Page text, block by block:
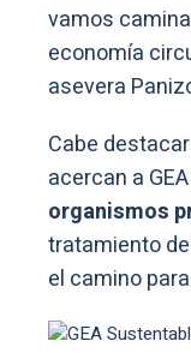
Cabe
acercan a
organismos
el camino
Asimismo,
matrices en el
globales para